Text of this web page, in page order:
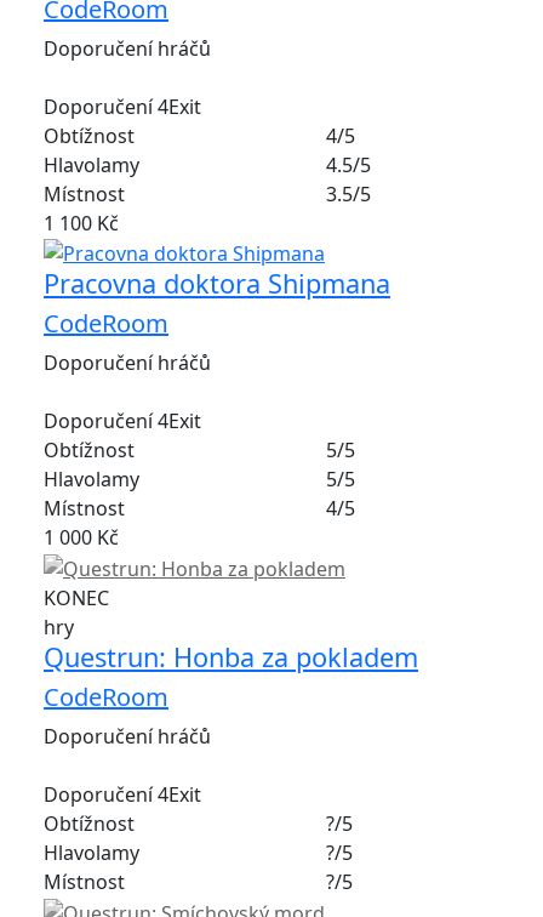
CodeRoom
Doporučení hráčů
Doporučení 4Exit
Obtížnost
4/5
Hlavolamy
4.5/5
Místnost
3.5/5
1 100 Kč
Pracovna doktora Shipmana
CodeRoom
Doporučení hráčů
Doporučení 4Exit
Obtížnost
5/5
Hlavolamy
5/5
Místnost
4/5
1 000 Kč
KONEC
hry
Questrun: Honba za pokladem
CodeRoom
Doporučení hráčů
Doporučení 4Exit
Obtížnost
?/5
Hlavolamy
?/5
Místnost
?/5